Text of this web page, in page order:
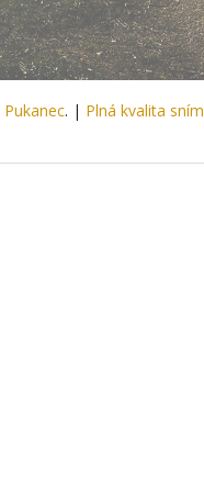
Pukanec. | Plná kvalita